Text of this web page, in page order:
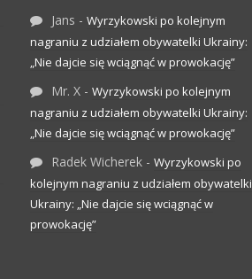
Jans - Wyrzykowski po kolejnym
nagraniu z udziałem obywatelki Ukrainy:
„Nie dajcie się wciągnąć w prowokację”
Mr. X - Wyrzykowski po kolejnym
nagraniu z udziałem obywatelki Ukrainy:
„Nie dajcie się wciągnąć w prowokację”
Radek Wicherek - Wyrzykowski po
kolejnym nagraniu z udziałem obywatelki
Ukrainy: „Nie dajcie się wciągnąć w
prowokację”